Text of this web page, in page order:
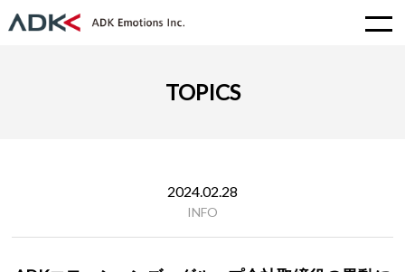
TOPICS
2024.02.28
INFO